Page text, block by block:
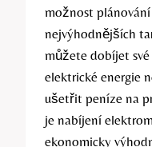
možnost
nejvýhodnějších
můžete dobíjet
elektrické energie
ušetřit peníze na
je nabíjení
ekonomicky